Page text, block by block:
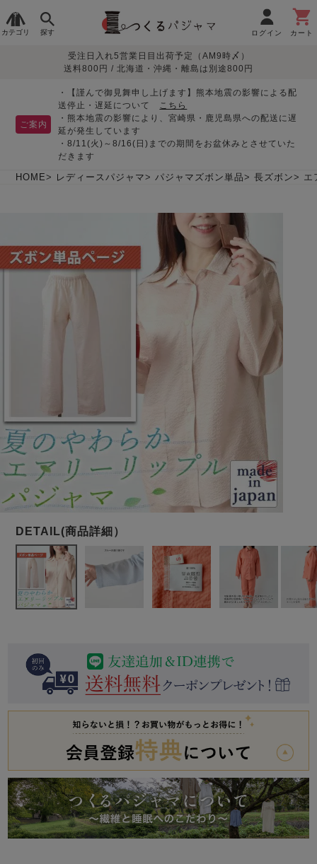
カテゴリ 探す ログイン カート
レディースパジャマ
秋
メンズパジャマ
春 夏
ガールズパジャマ
夏 秋
ボーイズパジャマ
生地で
さがす
オーガニック素材 ガーゼ サテン織り
柳
柄物
売れ筋ランキング
- Item Ranking -
新着商品
- New Arrival -
すべての生地一覧はこちら
目的別で
さがす
敏感肌用
パジャマ
入院・介護
胸が目立たない
マタニティ
パジャマ
ペアで
そろえたい
眠れる作務衣特集
年齢別におすすめパジ
ャマ
ルームウェア
インナーウェア 生活雑貨 カタログギフト
売れ筋ランキング
- Item Ranking -
新着商品
- New Arrival -
目的別でさがす一覧はこちら
デザインで
さがす
前開き かぶり ワンピース
作務衣 胸がすけない
羽織・バスロ
ーブ
ズボン単品
すべてのメン
ズ
パジャマ
作務衣
羽織・バスロ
上着単品
ズボン単品
夏パジャマ特集 つくるパジャマとは
お支払い・送料・配送
について
返品・交換について よくあるご質問
お買い物ガイド 安心の日本製
SDGsの取り組み
受注日入れ5営業日目出荷予定（AM9時〆）
送料800円 / 北海道・沖縄・離島は別途800円
ご案内
・【謹んで御見舞申し上げます】熊本地震の影響による配
送停止・遅延について こちら
・熊本地震の影響により、宮崎県・鹿児島県への配送に遅
延が発生しています
・8/11(火)～8/16(日)までの期間をお盆休みとさせていた
だきます
HOME レディースパジャマ パジャマズボン単品 長ズボン エ